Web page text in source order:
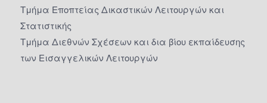
Τμήμα Εποπτείας Δικαστικών Λειτουργών και
Στατιστικής
Τμήμα Διεθνών Σχέσεων και δια βίου εκπαίδευσης
των Εισαγγελικών Λειτουργών